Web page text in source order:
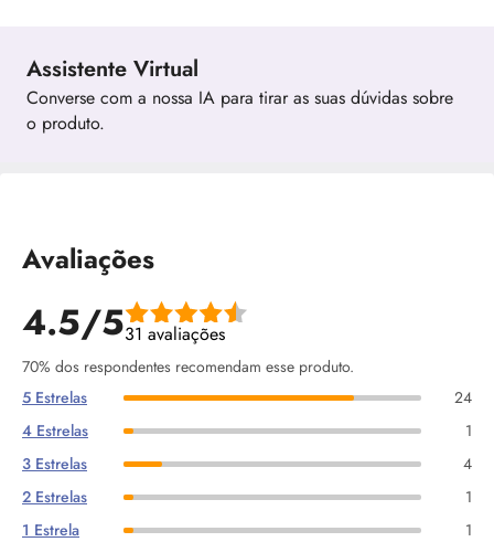
Assistente Virtual
Converse com a nossa IA para tirar as suas dúvidas sobre
o produto.
Avaliações
4.5/531 avaliações
70% dos respondentes recomendam esse produto.
5 Estrelas
24
4 Estrelas
1
3 Estrelas
4
2 Estrelas
1
1 Estrela
1